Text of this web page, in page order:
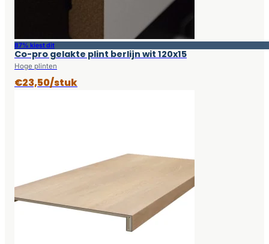
87% kiest dit
Co-pro gelakte plint berlijn wit 120x15
Hoge plinten
€23,50/stuk